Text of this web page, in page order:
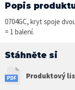
Popis
0704GC, kryt spoje
= 1 balení.
Stáhněte si
Produktový